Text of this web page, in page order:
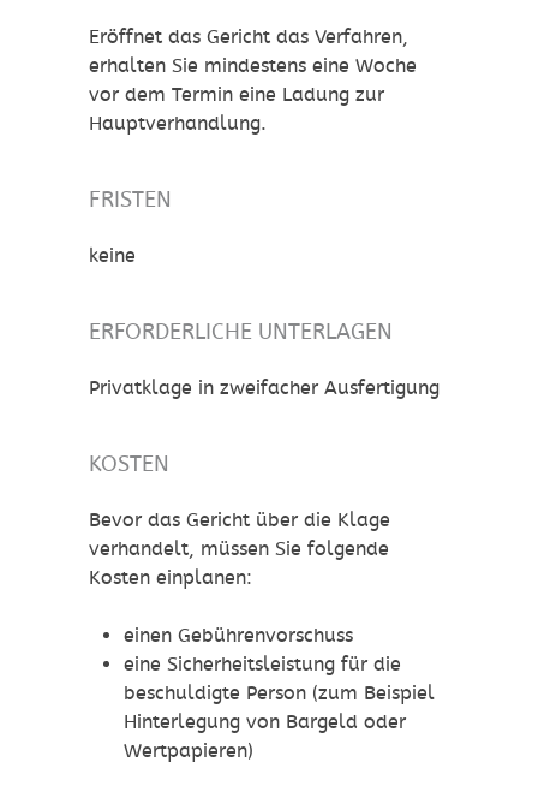
Eröffnet das Gericht das Verfahren,
erhalten Sie mindestens eine Woche
vor dem Termin eine Ladung zur
Hauptverhandlung.
FRISTEN
keine
ERFORDERLICHE UNTERLAGEN
Privatklage in zweifacher Ausfertigung
KOSTEN
Bevor das Gericht über die Klage
verhandelt, müssen Sie folgende
Kosten einplanen:
einen Gebührenvorschuss
eine Sicherheitsleistung für die
beschuldigte Person (zum Beispiel
Hinterlegung von Bargeld oder
Wertpapieren)